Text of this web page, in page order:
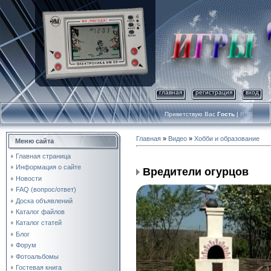
главная регистрация вход
Приветствую Вас Гость | RSS
Меню сайта
Главная страница
Информация о сайте
Новости
FAQ (вопрос/ответ)
Доска объявлений
Каталог файлов
Каталог статей
Блог
Форум
Фотоальбомы
Гостевая книга
Главная » Видео » Хобби и образование
Вредители огурцов